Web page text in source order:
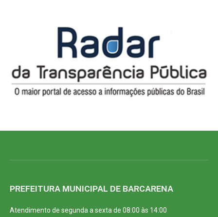
PREFEITURA MUNICIPAL DE BARCARENA
Atendimento de segunda a sexta de 08:00 às 14:00